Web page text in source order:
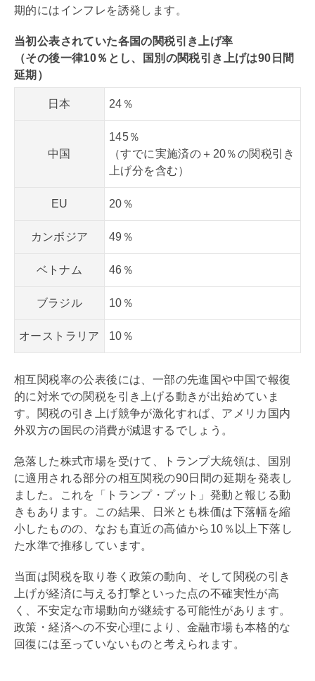
期的にはインフレを誘発します。
当初公表されていた各国の関税引き上げ率
（その後一律10％とし、国別の関税引き上げは90日間
延期）
日本 24％
中国
145％
（すでに実施済の＋20％の関税引き
上げ分を含む）
EU 20％
カンボジア 49％
ベトナム 46％
ブラジル 10％
オーストラリア 10％
相互関税率の公表後には、一部の先進国や中国で報復
的に対米での関税を引き上げる動きが出始めていま
す。関税の引き上げ競争が激化すれば、アメリカ国内
外双方の国民の消費が減退するでしょう。
急落した株式市場を受けて、トランプ大統領は、国別
に適用される部分の相互関税の90日間の延期を発表し
ました。これを「トランプ・プット」発動と報じる動
きもあります。この結果、日米とも株価は下落幅を縮
小したものの、なおも直近の高値から10％以上下落し
た水準で推移しています。
当面は関税を取り巻く政策の動向、そして関税の引き
上げが経済に与える打撃といった点の不確実性が高
く、不安定な市場動向が継続する可能性があります。
政策・経済への不安心理により、金融市場も本格的な
回復には至っていないものと考えられます。